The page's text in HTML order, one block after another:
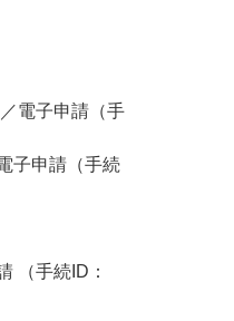
電子申請（手
子申請（手続
（手続ID：